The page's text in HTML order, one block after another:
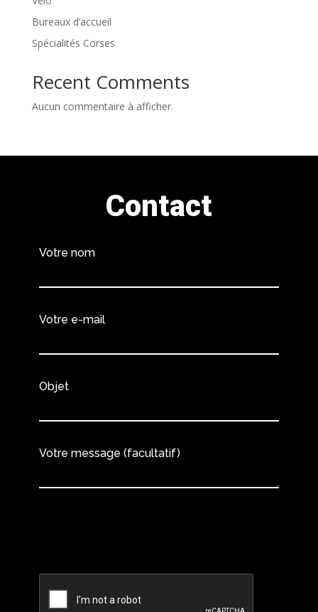
Bureaux d’accueil
Spécialités Corses
Recent Comments
Aucun commentaire à afficher.
Contact
Votre nom
Votre e-mail
Objet
Votre message (facultatif)